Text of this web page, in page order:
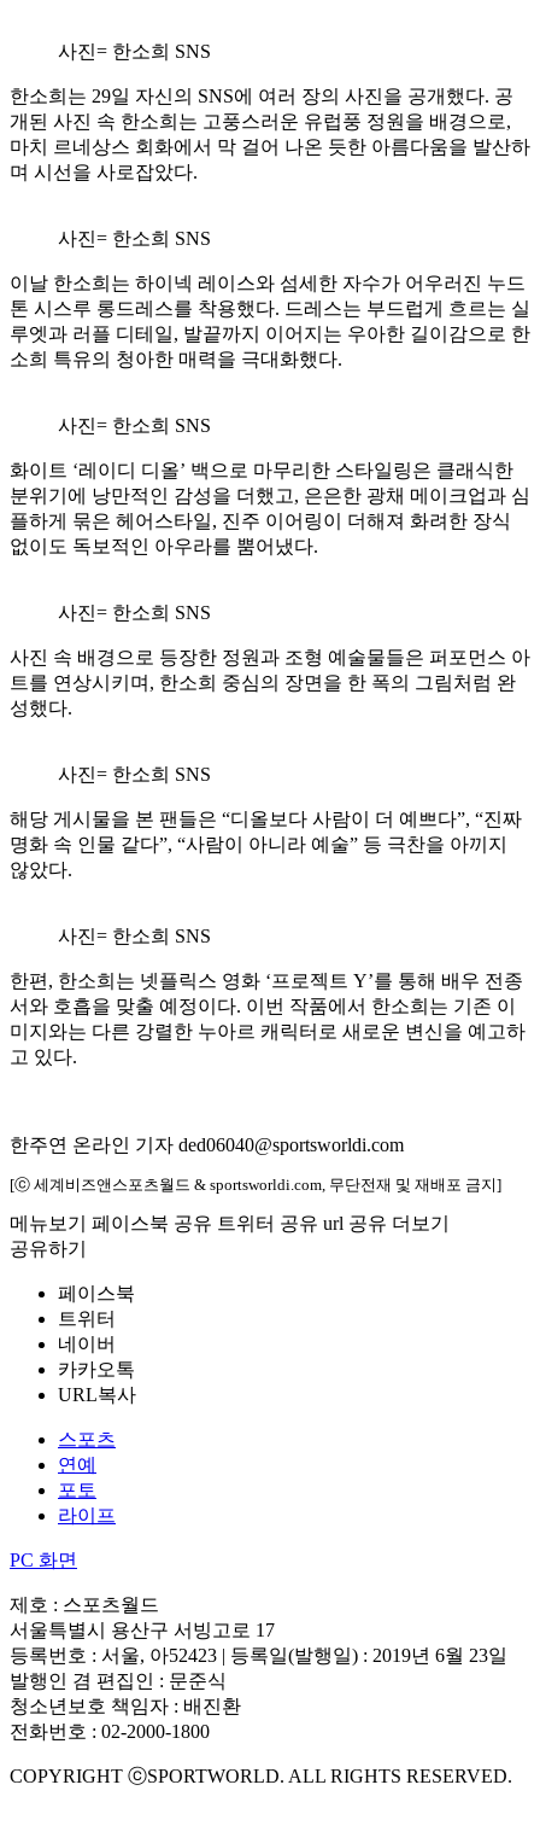
사진= 한소희 SNS
한소희는 29일 자신의 SNS에 여러 장의 사진을 공개했다. 공
개된 사진 속 한소희는 고풍스러운 유럽풍 정원을 배경으로,
마치 르네상스 회화에서 막 걸어 나온 듯한 아름다움을 발산하
며 시선을 사로잡았다.
사진= 한소희 SNS
이날 한소희는 하이넥 레이스와 섬세한 자수가 어우러진 누드
톤 시스루 롱드레스를 착용했다. 드레스는 부드럽게 흐르는 실
루엣과 러플 디테일, 발끝까지 이어지는 우아한 길이감으로 한
소희 특유의 청아한 매력을 극대화했다.
사진= 한소희 SNS
화이트 ‘레이디 디올’ 백으로 마무리한 스타일링은 클래식한
분위기에 낭만적인 감성을 더했고, 은은한 광채 메이크업과 심
플하게 묶은 헤어스타일, 진주 이어링이 더해져 화려한 장식
없이도 독보적인 아우라를 뿜어냈다.
사진= 한소희 SNS
사진 속 배경으로 등장한 정원과 조형 예술물들은 퍼포먼스 아
트를 연상시키며, 한소희 중심의 장면을 한 폭의 그림처럼 완
성했다.
사진= 한소희 SNS
해당 게시물을 본 팬들은 “디올보다 사람이 더 예쁘다”, “진짜
명화 속 인물 같다”, “사람이 아니라 예술” 등 극찬을 아끼지
않았다.
사진= 한소희 SNS
한편, 한소희는 넷플릭스 영화 ‘프로젝트 Y’를 통해 배우 전종
서와 호흡을 맞출 예정이다. 이번 작품에서 한소희는 기존 이
미지와는 다른 강렬한 누아르 캐릭터로 새로운 변신을 예고하
고 있다.
한주연 온라인 기자 ded06040@sportsworldi.com
[ⓒ 세계비즈앤스포츠월드 & sportsworldi.com, 무단전재 및 재배포 금지]
메뉴보기 페이스북 공유 트위터 공유 url 공유 더보기
공유하기
페이스북
트위터
네이버
카카오톡
URL복사
스포츠
연예
포토
라이프
PC 화면
제호 : 스포츠월드
서울특별시 용산구 서빙고로 17
등록번호 : 서울, 아52423 | 등록일(발행일) : 2019년 6월 23일
발행인 겸 편집인 : 문준식
청소년보호 책임자 : 배진환
전화번호 : 02-2000-1800
COPYRIGHT ⓒSPORTWORLD. ALL RIGHTS RESERVED.